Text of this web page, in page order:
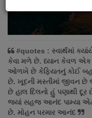
#quotes : સ્વાર્થમાં
કેવા મળે છે. ધ્યાન કેવળ
ઓળખે છે કેફિયતનું કોઈ
છે. ખૂદની મસ્તીમાં જીવન છે
છે હાલ દિલનો હું પણાથી
જ્યાં સહજ આનંદ પામ્યા
છે. મોહન પરમાર આનંદ